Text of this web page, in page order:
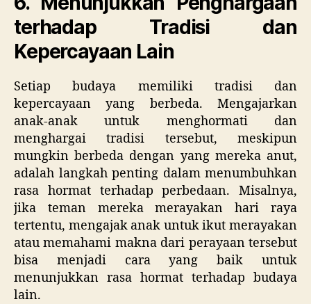
terhadap Tradisi dan
Kepercayaan Lain
Setiap budaya memiliki tradisi dan
kepercayaan yang berbeda. Mengajarkan
anak-anak untuk menghormati dan
menghargai tradisi tersebut, meskipun
mungkin berbeda dengan yang mereka anut,
adalah langkah penting dalam menumbuhkan
rasa hormat terhadap perbedaan. Misalnya,
jika teman mereka merayakan hari raya
tertentu, mengajak anak untuk ikut merayakan
atau memahami makna dari perayaan tersebut
bisa menjadi cara yang baik untuk
menunjukkan rasa hormat terhadap budaya
lain.